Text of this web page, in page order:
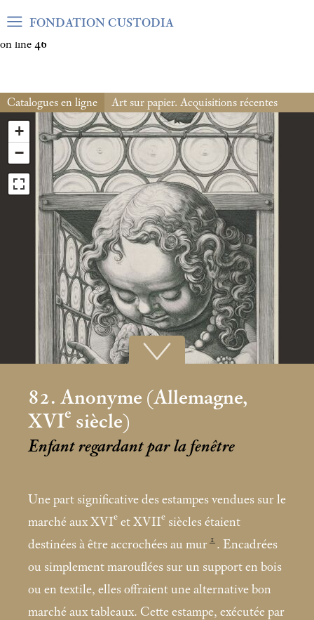
Warning: Undefined array key "var_mode" in
on line 46
FONDATION CUSTODIA
Catalogues en ligne Art sur papier. Acquisitions récentes
+
−
82. Anonyme (Allemagne,
XVIe siècle)
Enfant regardant par la fenêtre
Une part significative des estampes vendues sur le
marché aux XVIe et XVIIe siècles étaient
destinées à être accrochées au mur 1 . Encadrées
ou simplement marouflées sur un support en bois
ou en textile, elles offraient une alternative bon
marché aux tableaux. Cette estampe, exécutée par